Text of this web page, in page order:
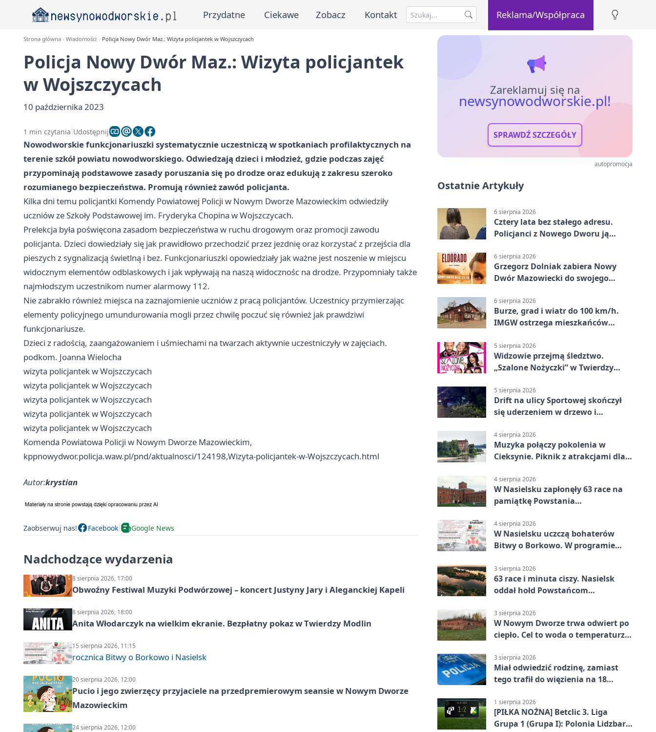
Przydatne Ciekawe Zobacz Kontakt Reklama/Współpraca
Strona główna Wiadomości Policja Nowy Dwór Maz.: Wizyta policjantek w Wojszczycach
Policja Nowy Dwór Maz.: Wizyta policjantek
w Wojszczycach
10 października 2023
1 min czytania Udostępnij
Nowodworskie funkcjonariuszki systematycznie uczestniczą w spotkaniach profilaktycznych na
terenie szkół powiatu nowodworskiego. Odwiedzają dzieci i młodzież, gdzie podczas zajęć
przypominają podstawowe zasady poruszania się po drodze oraz edukują z zakresu szeroko
rozumianego bezpieczeństwa. Promują również zawód policjanta.
Kilka dni temu policjantki Komendy Powiatowej Policji w Nowym Dworze Mazowieckim odwiedziły
uczniów ze Szkoły Podstawowej im. Fryderyka Chopina w Wojszczycach.
Prelekcja była poświęcona zasadom bezpieczeństwa w ruchu drogowym oraz promocji zawodu
policjanta. Dzieci dowiedziały się jak prawidłowo przechodzić przez jezdnię oraz korzystać z przejścia dla
pieszych z sygnalizacją świetlną i bez. Funkcjonariuszki opowiedziały jak ważne jest noszenie w miejscu
widocznym elementów odblaskowych i jak wpływają na naszą widocznośc na drodze. Przypomniały także
najmłodszym uczestnikom numer alarmowy 112.
Nie zabrakło również miejsca na zaznajomienie uczniów z pracą policjantów. Uczestnicy przymierzając
elementy policyjnego umundurowania mogli przez chwilę poczuć się również jak prawdziwi
funkcjonariusze.
Dzieci z radością, zaangażowaniem i uśmiechami na twarzach aktywnie uczestniczyły w zajęciach.
podkom. Joanna Wielocha
wizyta policjantek w Wojszczycach
wizyta policjantek w Wojszczycach
wizyta policjantek w Wojszczycach
wizyta policjantek w Wojszczycach
wizyta policjantek w Wojszczycach
Komenda Powiatowa Policji w Nowym Dworze Mazowieckim,
kppnowydwor.policja.waw.pl/pnd/aktualnosci/124198,Wizyta-policjantek-w-Wojszczycach.html
Autor:krystian
Zaobserwuj nas! Facebook Google News
Nadchodzące wydarzenia
8 sierpnia 2026, 17:00
Obwoźny Festiwal Muzyki Podwórzowej – koncert Justyny Jary i Aleganckiej Kapeli
8 sierpnia 2026, 18:00
Anita Włodarczyk na wielkim ekranie. Bezpłatny pokaz w Twierdzy Modlin
15 sierpnia 2026, 11:15
rocznica Bitwy o Borkowo i Nasielsk
20 sierpnia 2026, 12:00
Pucio i jego zwierzęcy przyjaciele na przedpremierowym seansie w Nowym Dworze
Mazowieckim
24 sierpnia 2026, 12:00
Zareklamuj się na
newsynowodworskie.pl!
SPRAWDŹ SZCZEGÓŁY
autopromocja
Ostatnie Artykuły
6 sierpnia 2026
Cztery lata bez stałego adresu.
Policjanci z Nowego Dworu ją
6 sierpnia 2026
Grzegorz Dolniak zabiera Nowy
Dwór Mazowiecki do swojego
6 sierpnia 2026
Burze, grad i wiatr do 100 km/h.
IMGW ostrzega mieszkańców
5 sierpnia 2026
Widzowie przejmą śledztwo.
„Szalone Nożyczki” w Twierdzy
5 sierpnia 2026
Drift na ulicy Sportowej skończył
się uderzeniem w drzewo i
4 sierpnia 2026
Muzyka połączy pokolenia w
Cieksynie. Piknik z atrakcjami dla
4 sierpnia 2026
W Nasielsku zapłonęły 63 race na
pamiątkę Powstania
4 sierpnia 2026
W Nasielsku uczczą bohaterów
Bitwy o Borkowo. W programie
3 sierpnia 2026
63 race i minuta ciszy. Nasielsk
oddał hołd Powstańcom
3 sierpnia 2026
W Nowym Dworze trwa odwiert po
ciepło. Cel to woda o temperaturze
3 sierpnia 2026
Miał odwiedzić rodzinę, zamiast
tego trafił do więzienia na 18
1 sierpnia 2026
[PIŁKA NOŻNA] Betclic 3. Liga
Grupa 1 (Grupa I): Polonia Lidzbark